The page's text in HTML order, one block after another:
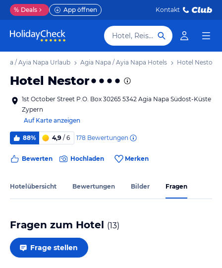
% Deals App öffnen Kontakt
Hotel, Reiseziel
/ Ayia Napa Urlaub Agia Napa / Ayia Napa Hotels Hotel Nestor
Hotel Nestor
1st October Street P.O. Box 30265 5342 Agia Napa Südost-Küste
Zypern
Auf Karte anzeigen
88% 4,9 / 6 178 Bewertungen
Bewerten Hochladen Merken
Hotelübersicht Bewertungen Bilder Fragen
Fragen zum Hotel (13)
Frage stellen